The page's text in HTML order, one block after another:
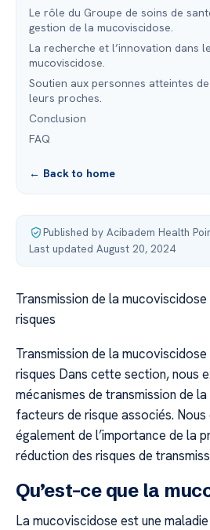
Le rôle du Groupe de soins de
gestion de la mucoviscidose.
La recherche et l’innovation dans
mucoviscidose.
Soutien aux personnes atteintes de
leurs proches.
Conclusion
FAQ
← Back to home
Published by Acibadem Health
Last updated August 20, 2024
Transmission de la
risques
Transmission de la
risques Dans cette section, nous
mécanismes de transmission de
facteurs de risque associés.
également de l’importance de la
réduction des risques de
Qu’est-ce que la
La mucoviscidose est une